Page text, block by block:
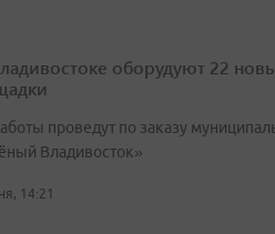
оборудуют 22
проведут по заказу
Владивосток»
14:21